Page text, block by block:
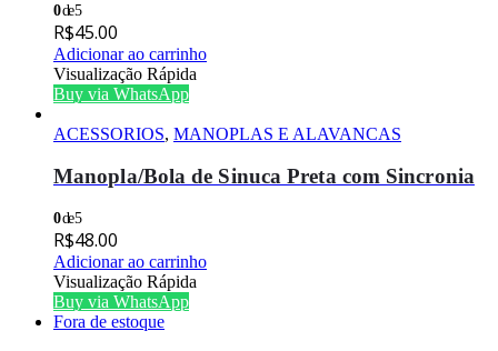
0de 5
R$45.00
Adicionar ao carrinho
Visualização Rápida
Buy via WhatsApp
ACESSORIOS, MANOPLAS E ALAVANCAS
Manopla/Bola de Sinuca Preta com Sincronia
0de 5
R$48.00
Adicionar ao carrinho
Visualização Rápida
Buy via WhatsApp
Fora de estoque